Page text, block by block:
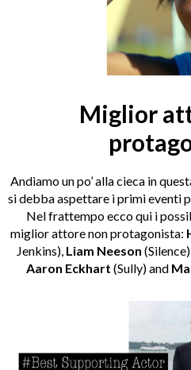
Miglior
Andiamo un po’ alla cieca in
si debba aspettare i primi eventi
Nel frattempo ecco qui i
miglior attore non protagonista:
Jenkins), Liam Neeson (Silence),
Aaron Eckhart (Sully) and